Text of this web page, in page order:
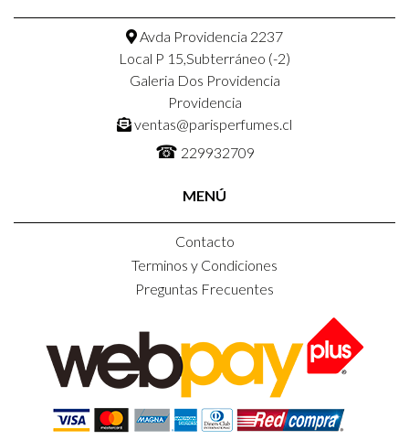
Avda Providencia 2237
Local P 15,Subterráneo (-2)
Galeria Dos Providencia
Providencia
ventas@parisperfumes.cl
☎ 229932709
MENÚ
Contacto
Terminos y Condiciones
Preguntas Frecuentes